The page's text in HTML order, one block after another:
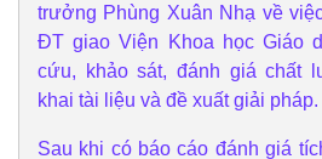
trưởng Phùng Xuân Nhạ về
ĐT giao Viện Khoa học Giáo
cứu, khảo sát, đánh giá chất
khai tài liệu và đề xuất giải pháp.
Sau khi có báo cáo đánh giá